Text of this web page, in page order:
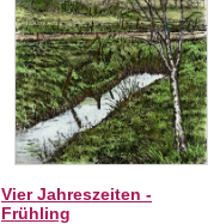
Vier Jahreszeiten -
Frühling